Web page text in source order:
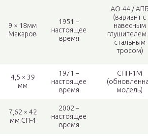
9 × 18мм
Макаров
1951 –
настоящее
время
АО-44 /
(вариант с
навесным
глушителем
стальным
тросом)
4,5 × 39
мм
1971 –
настоящее
время
СПП-1М
модель)
7,62 × 42
мм СП-4
2002 –
настоящее
время